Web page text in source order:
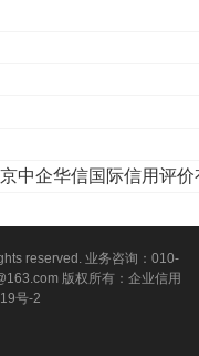
中企华信国际信用评
reserved. 业务咨询：010-
版权所有：企业信用
号-2